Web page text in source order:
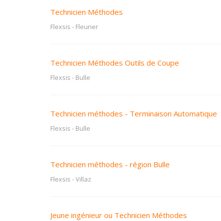
Technicien Méthodes
Flexsis - Fleurier
Technicien Méthodes Outils de Coupe
Flexsis - Bulle
Technicien méthodes - Terminaison Automatique
Flexsis - Bulle
Technicien méthodes - région Bulle
Flexsis -Villaz
Jeune ingénieur ou Technicien Méthodes